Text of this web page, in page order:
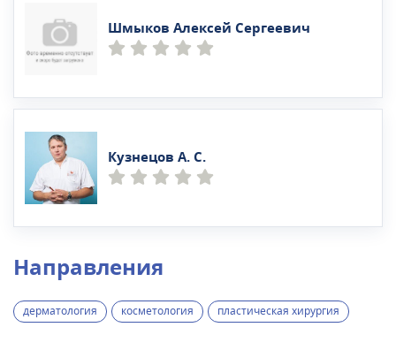
Шмыков Алексей Сергеевич
Кузнецов А. С.
Направления
дерматология косметология пластическая хирургия